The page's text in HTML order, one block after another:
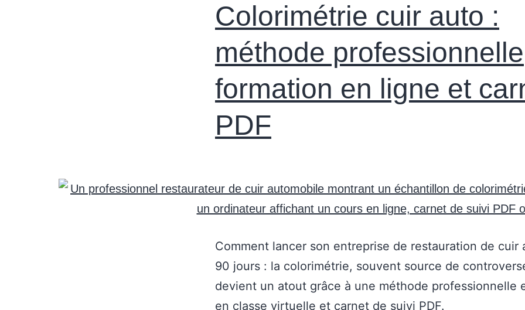
Colorimétrie cuir auto :
méthode
formation en ligne et
PDF
Comment lancer son entreprise de restauration de cuir
90 jours : la colorimétrie, souvent source de
devient un atout grâce à une méthode professionnelle
en classe virtuelle et carnet de suivi PDF.